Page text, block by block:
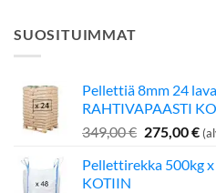
SUOSITUIMMAT
Pellettiä 8mm 24
RAHTIVAPAASTI
349,00€
oli:
275,00€
Pellettirekka 500kg
KOTIIN